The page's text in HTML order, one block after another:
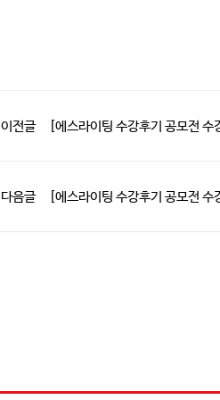
이전글 [에스라이팅 수강후기 공모전 수
다음글 [에스라이팅 수강후기 공모전 수